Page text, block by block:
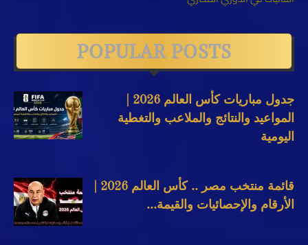
POPULAR POSTS
المواعيد والنتائج والملاعب والتغطية
اليومية
الأرقام والإحصائيات والقيمة...